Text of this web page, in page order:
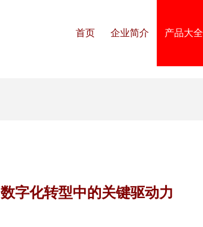
首页 企业简介 产品大全
字化转型中的关键驱动力